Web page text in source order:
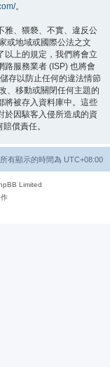
。
雅、猥褻、不實、違反公
或地域或國際公法之文
以上的規定，我們將會立
路服務業者 (ISP) 也將會
存以防止任何的違法情節
、移動或關閉任何主題的
將被存入資料庫中。這些
於因駭客入侵所造成的資
償責任。
所有顯示的時間為 UTC+08:00
Limited